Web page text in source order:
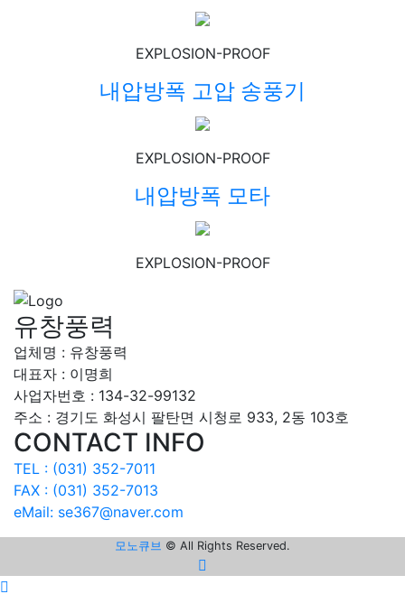
EXPLOSION-PROOF
내압방폭 고압 송풍기
EXPLOSION-PROOF
내압방폭 모타
EXPLOSION-PROOF
유창풍력
업체명 : 유창풍력
대표자 : 이명희
사업자번호 : 134-32-99132
주소 : 경기도 화성시 팔탄면 시청로 933, 2동 103호
CONTACT INFO
TEL : (031) 352-7011
FAX : (031) 352-7013
eMail: se367@naver.com
모노큐브 © All Rights Reserved.